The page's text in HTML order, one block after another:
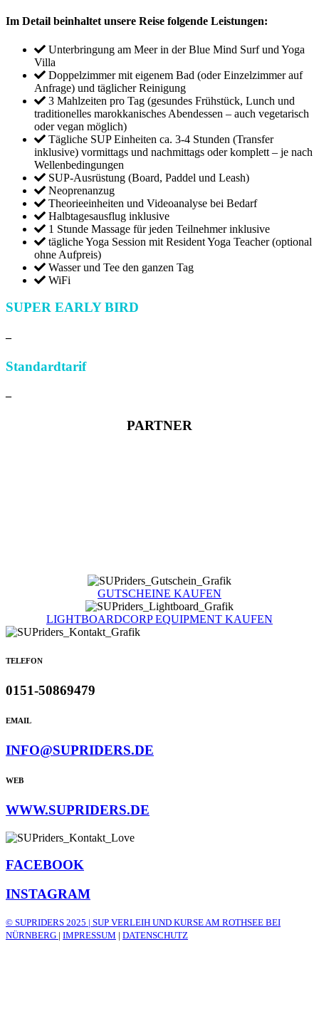
Im Detail beinhaltet unsere Reise folgende Leistungen:
Unterbringung am Meer in der Blue Mind Surf und Yoga
Villa
Doppelzimmer mit eigenem Bad (oder Einzelzimmer auf
Anfrage) und täglicher Reinigung
3 Mahlzeiten pro Tag (gesundes Frühstück, Lunch und
traditionelles marokkanisches Abendessen – auch vegetarisch
oder vegan möglich)
Tägliche SUP Einheiten ca. 3-4 Stunden (Transfer
inklusive) vormittags und nachmittags oder komplett – je nach
Wellenbedingungen
SUP-Ausrüstung (Board, Paddel und Leash)
Neoprenanzug
Theorieeinheiten und Videoanalyse bei Bedarf
Halbtagesausflug inklusive
1 Stunde Massage für jeden Teilnehmer inklusive
tägliche Yoga Session mit Resident Yoga Teacher (optional
ohne Aufpreis)
Wasser und Tee den ganzen Tag
WiFi
SUPER EARLY BIRD
–
Standardtarif
–
PARTNER
GUTSCHEINE KAUFEN
LIGHTBOARDCORP EQUIPMENT KAUFEN
TELEFON
0151-50869479
EMAIL
INFO@SUPRIDERS.DE
WEB
WWW.SUPRIDERS.DE
FACEBOOK
INSTAGRAM
© SUPRIDERS 2025 | SUP VERLEIH UND KURSE AM ROTHSEE BEI
NÜRNBERG | IMPRESSUM | DATENSCHUTZ